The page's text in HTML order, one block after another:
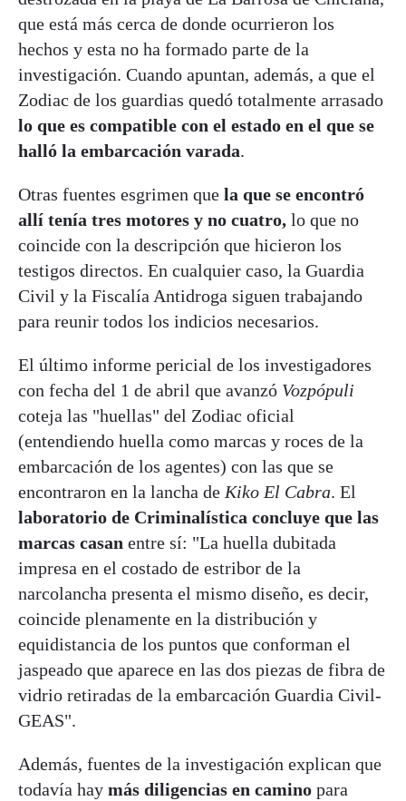
que está más cerca de donde ocurrieron los
hechos y esta no ha formado parte de la
investigación. Cuando apuntan, además, a que el
Zodiac de los guardias quedó totalmente arrasado
lo que es compatible con el estado en el que se
halló la embarcación varada.
Otras fuentes esgrimen que la que se encontró
allí tenía tres motores y no cuatro, lo que no
coincide con la descripción que hicieron los
testigos directos. En cualquier caso, la Guardia
Civil y la Fiscalía Antidroga siguen trabajando
para reunir todos los indicios necesarios.
El último informe pericial de los investigadores
con fecha del 1 de abril que avanzó Vozpópuli
coteja las "huellas" del Zodiac oficial
(entendiendo huella como marcas y roces de la
embarcación de los agentes) con las que se
encontraron en la lancha de Kiko El Cabra. El
laboratorio de Criminalística concluye que las
marcas casan entre sí: "La huella dubitada
impresa en el costado de estribor de la
narcolancha presenta el mismo diseño, es decir,
coincide plenamente en la distribución y
equidistancia de los puntos que conforman el
jaspeado que aparece en las dos piezas de fibra de
vidrio retiradas de la embarcación Guardia Civil-
GEAS".
Además, fuentes de la investigación explican que
todavía hay más diligencias en camino para